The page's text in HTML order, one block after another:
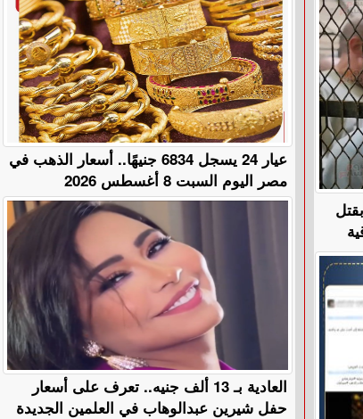
عيار 24 يسجل 6834 جنيهًا.. أسعار الذهب في
مصر اليوم السبت 8 أغسطس 2026
العادية بـ 13 ألف جنيه.. تعرف على أسعار
حفل شيرين عبدالوهاب في العلمين الجديدة